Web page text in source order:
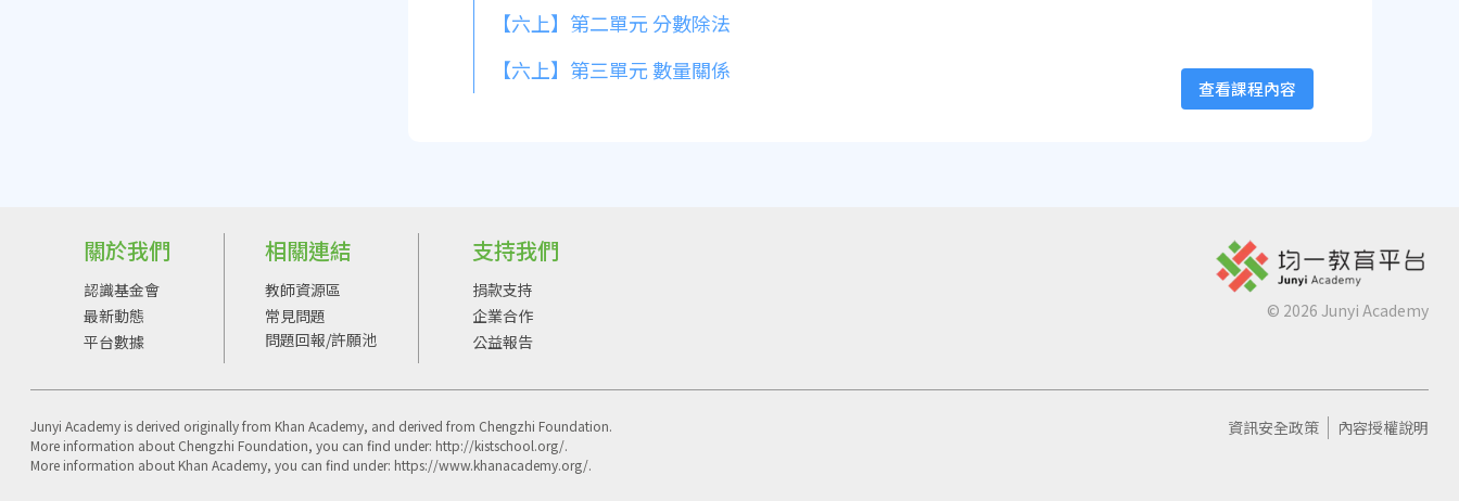
【六上】第二單元 分數除法
【六上】第三單元 數量關係
查看課程內容
關於我們
認識基金會
最新動態
平台數據
相關連結
教師資源區
常見問題
問題回報/許願池
支持我們
捐款支持
企業合作
公益報告
© 2026 Junyi Academy
Junyi Academy is derived originally from Khan Academy, and derived from Chengzhi Foundation.
More information about Chengzhi Foundation, you can find under: http://kistschool.org/.
More information about Khan Academy, you can find under: https://www.khanacademy.org/.
資訊安全政策 內容授權說明